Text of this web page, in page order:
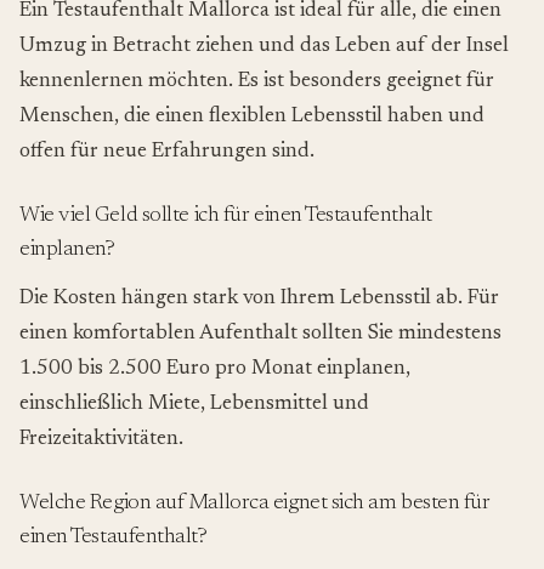
Ein Testaufenthalt Mallorca ist ideal für alle, die einen
Umzug in Betracht ziehen und das Leben auf der Insel
kennenlernen möchten. Es ist besonders geeignet für
Menschen, die einen flexiblen Lebensstil haben und
offen für neue Erfahrungen sind.
Wie viel Geld sollte ich für einen Testaufenthalt
einplanen?
Die Kosten hängen stark von Ihrem Lebensstil ab. Für
einen komfortablen Aufenthalt sollten Sie mindestens
1.500 bis 2.500 Euro pro Monat einplanen,
einschließlich Miete, Lebensmittel und
Freizeitaktivitäten.
Welche Region auf Mallorca eignet sich am besten für
einen Testaufenthalt?